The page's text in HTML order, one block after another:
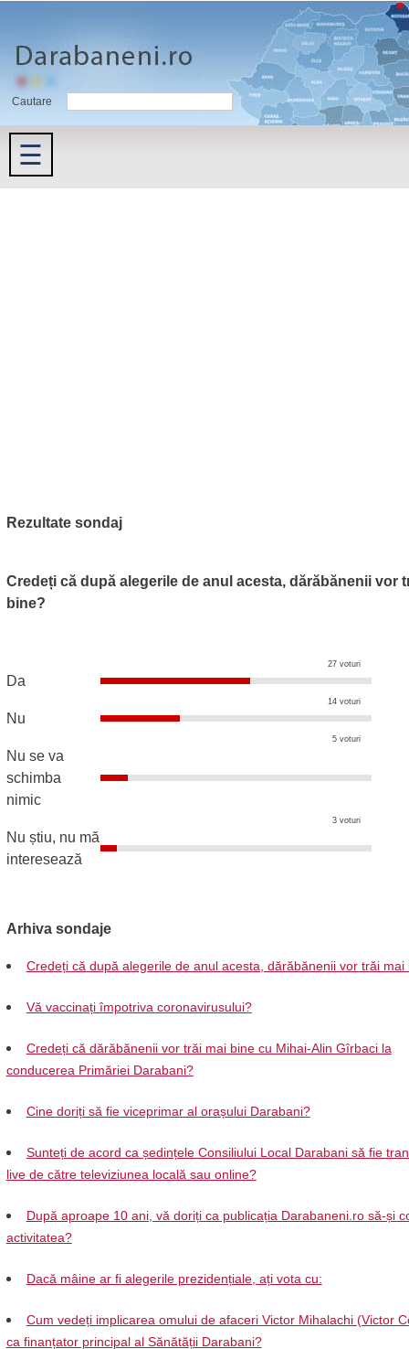
Cautare
☰
Rezultate sondaj
Credeți că după alegerile de anul acesta, dărăbănenii vor
bine?
27 voturi
Da
14 voturi
Nu
5 voturi
Nu se va
schimba
nimic
3 voturi
Nu știu, nu mă
interesează
Arhiva sondaje
Credeți că după alegerile de anul acesta, dărăbănenii vor trăi mai
Vă vaccinați împotriva coronavirusului?
Credeți că dărăbănenii vor trăi mai bine cu Mihai-Alin Gîrbaci la
conducerea Primăriei Darabani?
Cine doriți să fie viceprimar al orașului Darabani?
Sunteți de acord ca ședințele Consiliului Local Darabani să fie
live de către televiziunea locală sau online?
După aproape 10 ani, vă doriți ca publicația Darabaneni.ro să-și
activitatea?
Dacă mâine ar fi alegerile prezidențiale, ați vota cu:
Cum vedeți implicarea omului de afaceri Victor Mihalachi (Victor
ca finanțator principal al Sănătății Darabani?